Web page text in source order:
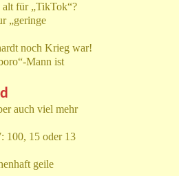
für „TikTok“?
„geringe
noch Krieg war!
Mann ist
auch viel mehr
100, 15 oder 13
geile